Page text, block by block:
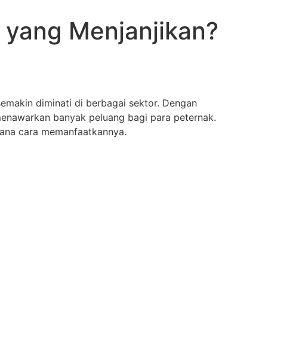
Menjanjikan?
diminati di berbagai sektor. Dengan
banyak peluang bagi para peternak.
cara memanfaatkannya.